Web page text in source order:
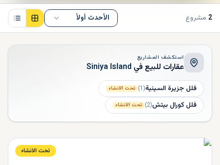
2 مشروع الأحدث أولاً
استكشف المشاريع
عقارات للبيع في Siniya Island
فلل جزيرة السينية(
1
) تحت الانشاء
فلل كورال بيتش(
2
) تحت الانشاء
تحت الانشاء